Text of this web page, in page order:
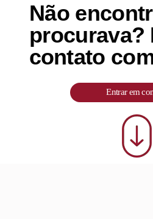
Não
procurava?
contato
Entrar em